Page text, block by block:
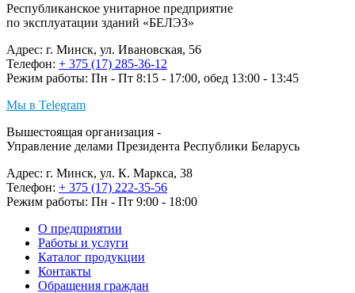
Республиканское унитарное предприятие
по эксплуатации зданий «БЕЛЭЗ»
Адрес: г. Минск, ул. Ивановская, 56
Телефон: + 375 (17) 285-36-12
Режим работы: Пн - Пт 8:15 - 17:00, обед 13:00 - 13:45
Мы в Telegram
Вышестоящая организация -
Управление делами Президента Республики Беларусь
Адрес: г. Минск, ул. К. Маркса, 38
Телефон: + 375 (17) 222-35-56
Режим работы: Пн - Пт 9:00 - 18:00
О предприятии
Работы и услуги
Каталог продукции
Контакты
Обращения граждан